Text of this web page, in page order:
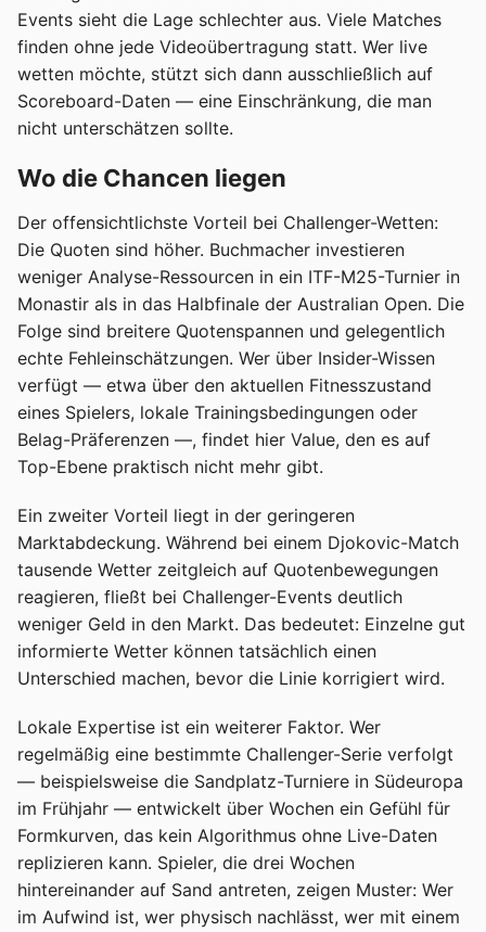
Events sieht die Lage schlechter aus. Viele Matches
finden ohne jede Videoübertragung statt. Wer live
wetten möchte, stützt sich dann ausschließlich auf
Scoreboard-Daten — eine Einschränkung, die man
nicht unterschätzen sollte.
Wo die Chancen liegen
Der offensichtlichste Vorteil bei Challenger-Wetten:
Die Quoten sind höher. Buchmacher investieren
weniger Analyse-Ressourcen in ein ITF-M25-Turnier in
Monastir als in das Halbfinale der Australian Open. Die
Folge sind breitere Quotenspannen und gelegentlich
echte Fehleinschätzungen. Wer über Insider-Wissen
verfügt — etwa über den aktuellen Fitnesszustand
eines Spielers, lokale Trainingsbedingungen oder
Belag-Präferenzen —, findet hier Value, den es auf
Top-Ebene praktisch nicht mehr gibt.
Ein zweiter Vorteil liegt in der geringeren
Marktabdeckung. Während bei einem Djokovic-Match
tausende Wetter zeitgleich auf Quotenbewegungen
reagieren, fließt bei Challenger-Events deutlich
weniger Geld in den Markt. Das bedeutet: Einzelne gut
informierte Wetter können tatsächlich einen
Unterschied machen, bevor die Linie korrigiert wird.
Lokale Expertise ist ein weiterer Faktor. Wer
regelmäßig eine bestimmte Challenger-Serie verfolgt
— beispielsweise die Sandplatz-Turniere in Südeuropa
im Frühjahr — entwickelt über Wochen ein Gefühl für
Formkurven, das kein Algorithmus ohne Live-Daten
replizieren kann. Spieler, die drei Wochen
hintereinander auf Sand antreten, zeigen Muster: Wer
im Aufwind ist, wer physisch nachlässt, wer mit einem